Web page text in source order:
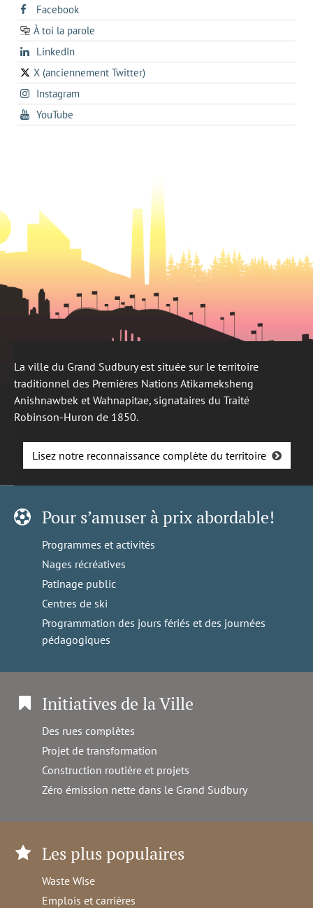
Facebooks'ouvre
dans
un
onglet
À toi la parole
opens
in
a
new
tab
LinkedInopens
in
a
new
X (anciennement Twitter)
s'ouvre
dans
un
nouvel
Instagrams'ouvre
dans
un
YouTube
dans
La ville du Grand Sudbury est située sur le territoire
traditionnel des Premières Nations Atikameksheng
Anishnawbek et Wahnapitae, signataires du Traité
Robinson-Huron de 1850.
Lisez notre reconnaissance complète du territoire
Pour s’amuser à prix abordable!
Programmes et activités
Nages récréatives
Patinage public
Centres de ski
Programmation des jours fériés et des journées
pédagogiques
Initiatives de la Ville
Des rues complètes
Projet de transformation
Construction routière et projets
Zéro émission nette dans le Grand Sudbury
Les plus populaires
Waste Wise
Emplois et carrières